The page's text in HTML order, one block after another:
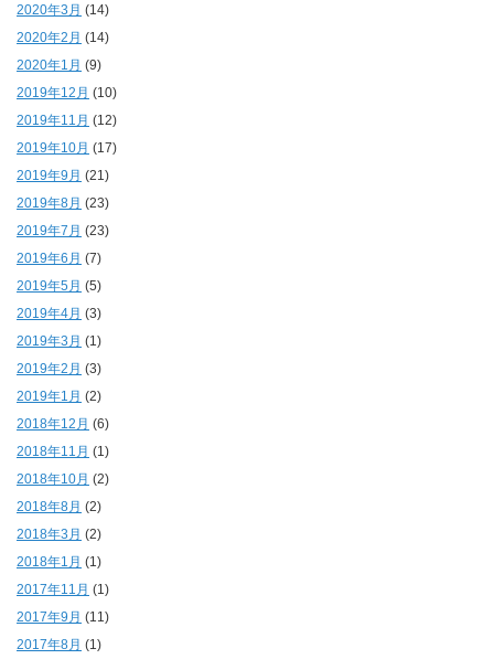
2020年3月 (14)
2020年2月 (14)
2020年1月 (9)
2019年12月 (10)
2019年11月 (12)
2019年10月 (17)
2019年9月 (21)
2019年8月 (23)
2019年7月 (23)
2019年6月 (7)
2019年5月 (5)
2019年4月 (3)
2019年3月 (1)
2019年2月 (3)
2019年1月 (2)
2018年12月 (6)
2018年11月 (1)
2018年10月 (2)
2018年8月 (2)
2018年3月 (2)
2018年1月 (1)
2017年11月 (1)
2017年9月 (11)
2017年8月 (1)